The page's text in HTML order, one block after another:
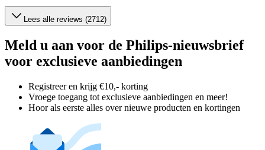
Lees alle reviews (2712)
Meld u aan voor de Philips-nieuwsbrief
voor exclusieve aanbiedingen
Registreer en krijg €10,- korting
Vroege toegang tot exclusieve aanbiedingen en meer!
Hoor als eerste alles over nieuwe producten en kortingen